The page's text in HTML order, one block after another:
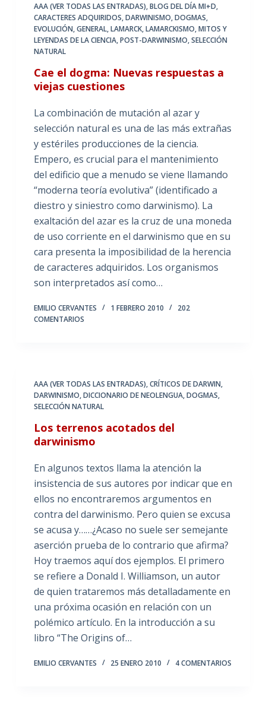
AAA (VER TODAS LAS ENTRADAS),BLOG DEL DÍA MI+D,
CARACTERES ADQUIRIDOS,DARWINISMO,DOGMAS,
EVOLUCIÓN,GENERAL,LAMARCK,LAMARCKISMO,MITOS Y
LEYENDAS DE LA CIENCIA,POST-DARWINISMO,SELECCIÓN
NATURAL
Cae el dogma: Nuevas respuestas a
viejas cuestiones
La combinación de mutación al azar y
selección natural es una de las más extrañas
y estériles producciones de la ciencia.
Empero, es crucial para el mantenimiento
del edificio que a menudo se viene llamando
“moderna teoría evolutiva” (identificado a
diestro y siniestro como darwinismo). La
exaltación del azar es la cruz de una moneda
de uso corriente en el darwinismo que en su
cara presenta la imposibilidad de la herencia
de caracteres adquiridos. Los organismos
son interpretados así como…
EMILIO CERVANTES 1 FEBRERO 2010
202
COMENTARIOS
AAA (VER TODAS LAS ENTRADAS),CRÍTICOS DE DARWIN,
DARWINISMO,DICCIONARIO DE NEOLENGUA,DOGMAS,
SELECCIÓN NATURAL
Los terrenos acotados del
darwinismo
En algunos textos llama la atención la
insistencia de sus autores por indicar que en
ellos no encontraremos argumentos en
contra del darwinismo. Pero quien se excusa
se acusa y……¿Acaso no suele ser semejante
aserción prueba de lo contrario que afirma?
Hoy traemos aquí dos ejemplos. El primero
se refiere a Donald I. Williamson, un autor
de quien trataremos más detalladamente en
una próxima ocasión en relación con un
polémico artículo. En la introducción a su
libro “The Origins of…
EMILIO CERVANTES 25 ENERO 2010 4 COMENTARIOS